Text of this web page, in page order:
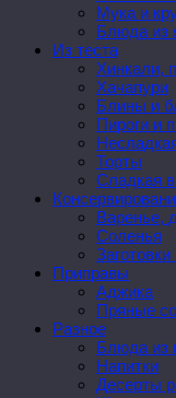
Мука и
Блюда из
Из теста
Хинкали,
Хачапури
Блины и
Пироги и
Торты
Сладкая
Варенье,
Соленья
Приправы
Аджика
Пряные
Разное
Блюда из
Напитки
Десерты